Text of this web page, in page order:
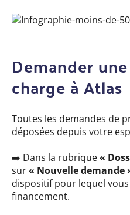
Demander
charge à Atlas
Toutes les demandes de
déposées depuis votre
➡️ Dans la rubrique«
sur« Nouvelle demande
dispositif pour lequel
financement.